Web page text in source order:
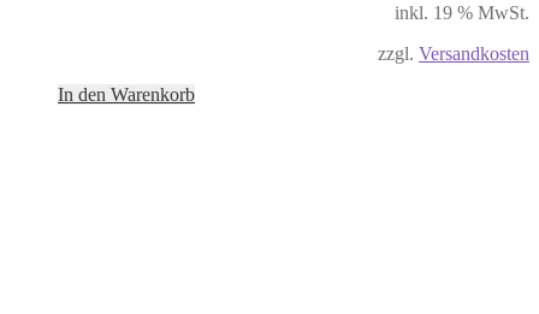
inkl. 19 % MwSt.
zzgl. Versandkosten
In den Warenkorb